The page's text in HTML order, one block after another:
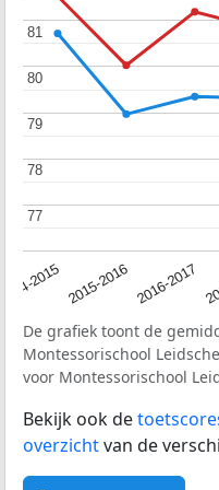
2015 2015-2016 2016-2017
77
77
78
78
79
79
80
80
81
81
De grafiek toont de
Montessorischool
voor Montessorischool
Bekijk ook de
overzichtvan de